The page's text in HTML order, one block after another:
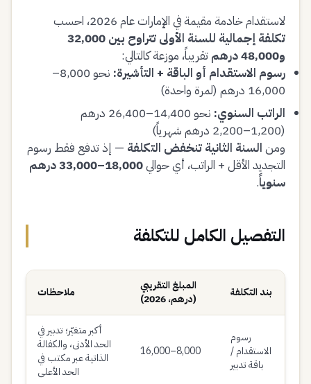
لاستقدام خادمة مقيمة في الإمارات عام 2026، احسب
تكلفة إجمالية للسنة الأولى تتراوح بين 32,000
و48,000 درهم
تقريباً، موزعة كالتالي:
رسوم الاستقدام أو الباقة + التأشيرة:
نحو 8,000–
16,000 درهم (لمرة واحدة)
الراتب السنوي:
نحو 14,400–26,400 درهم
(1,200–2,200 درهم شهرياً)
ومن السنة الثانية تنخفض التكلفة — إذ تدفع فقط رسوم
التجديد الأقل + الراتب، أي حوالي
18,000–33,000 درهم
سنوياً.
التفصيل الكامل للتكلفة
بند التكلفة
المبلغ التقريبي
(درهم، 2026)
ملاحظات
رسوم
الاستقدام /
باقة تدبير
8,000–16,000
أكبر متغيّر؛ تدبير في
الحد الأدنى، والكفالة
الذاتية عبر مكتب في
الحد الأعلى